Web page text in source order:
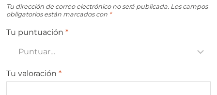
Tu dirección de correo electrónico no será publicada. Los campos
obligatorios están marcados con *
Tu puntuación *
Tu valoración *